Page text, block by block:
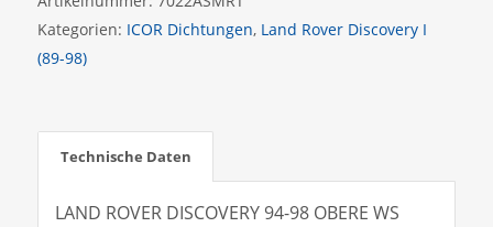
Kategorien: ICOR Dichtungen, Land Rover Discovery I
(89-98)
Technische Daten
LAND ROVER DISCOVERY 94-98 OBERE WS